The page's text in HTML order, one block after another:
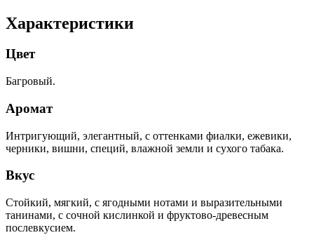
Характеристики
Цвет
Багровый.
Аромат
Интригующий, элегантный, с оттенками фиалки, ежевики,
черники, вишни, специй, влажной земли и сухого табака.
Вкус
Стойкий, мягкий, с ягодными нотами и выразительными
танинами, с сочной кислинкой и фруктово-древесным
послевкусием.